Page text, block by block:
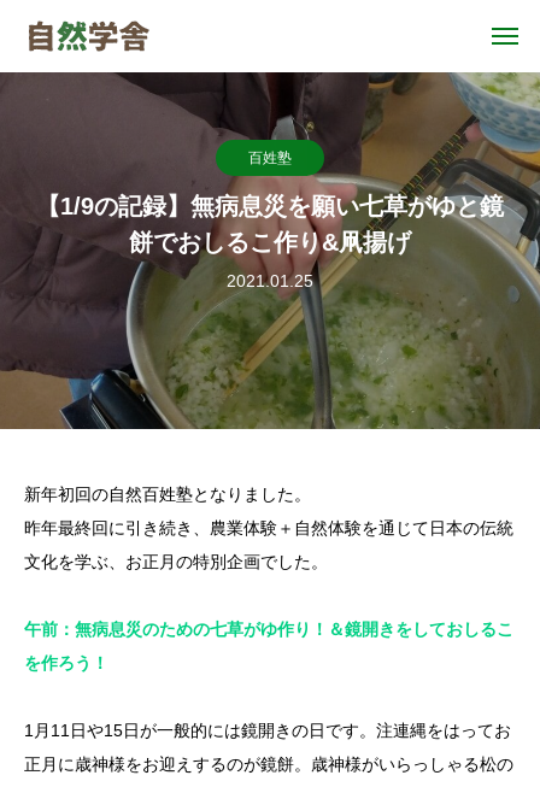
百姓塾
【1/9の記録】無病息災を願い七草がゆと鏡
餅でおしるこ作り&凧揚げ
2021.01.25
新年初回の自然百姓塾となりました。
昨年最終回に引き続き、農業体験＋自然体験を通じて日本の伝統
文化を学ぶ、お正月の特別企画でした。
午前：無病息災のための七草がゆ作り！＆鏡開きをしておしるこ
を作ろう！
1月11日や15日が一般的には鏡開きの日です。注連縄をはってお
正月に歳神様をお迎えするのが鏡餅。歳神様がいらっしゃる松の